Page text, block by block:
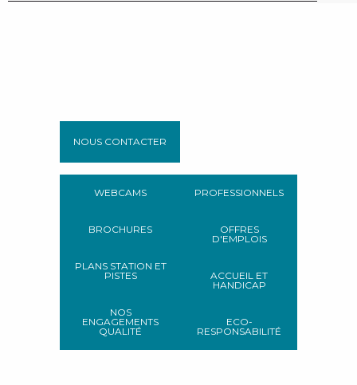
NOUS CONTACTER
WEBCAMS
BROCHURES
PLANS STATION ET
PISTES
NOS
ENGAGEMENTS
QUALITÉ
PROFESSIONNELS
OFFRES
D'EMPLOIS
ACCUEIL ET
HANDICAP
ECO-
RESPONSABILITÉ